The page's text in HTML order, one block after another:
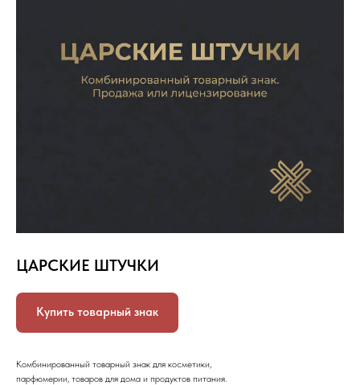
ЦАРСКИЕ ШТУЧКИ
Купить товарный знак
Комбинированный товарный знак для косметики,
парфюмерии, товаров для дома и продуктов питания.